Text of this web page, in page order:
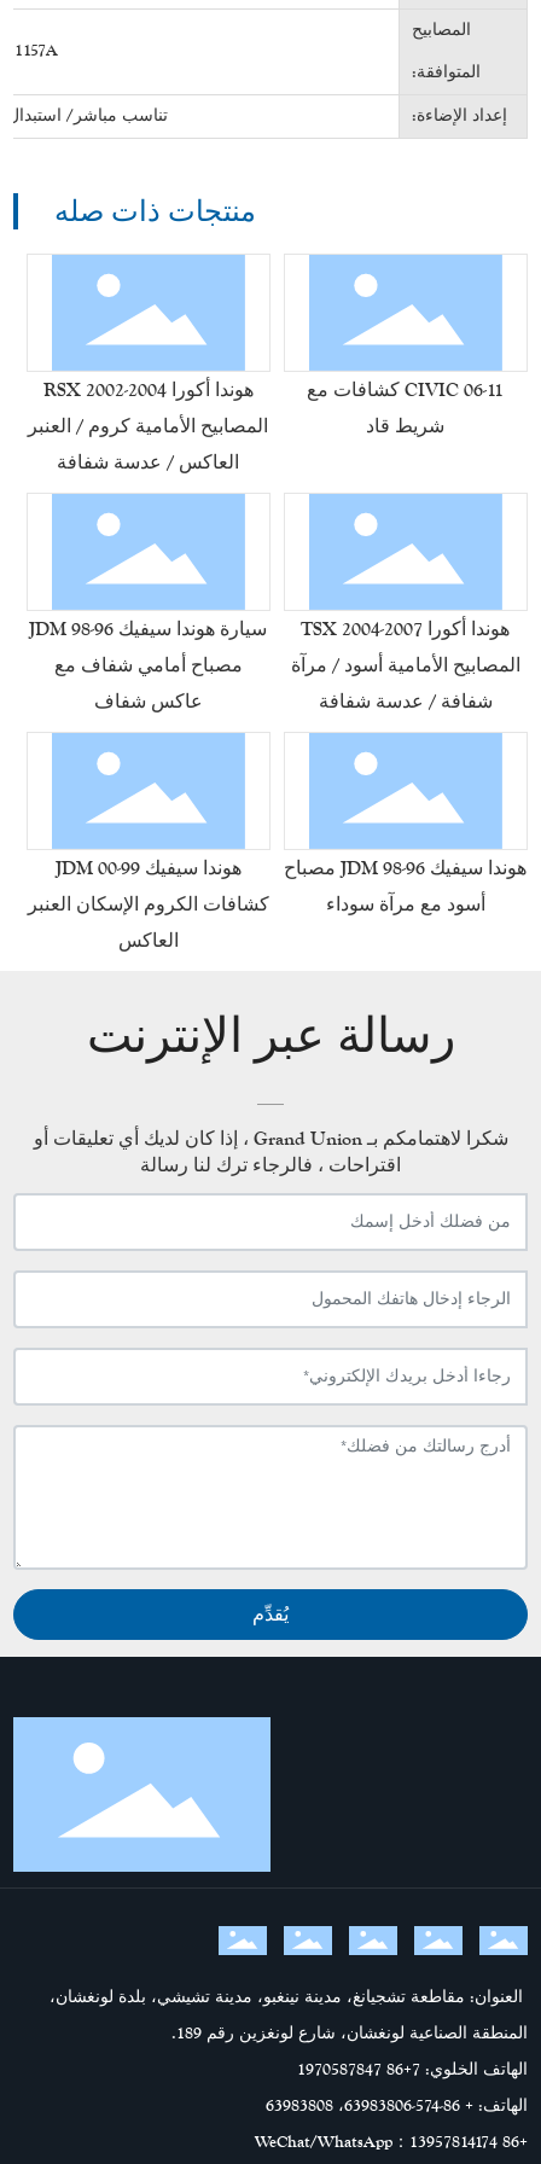
المصابيح
المتوافقة:
1157A
إعداد الإضاءة: تناسب مباشر/ استبدال OEM
منتجات ذات صله
06-11 CIVIC كشافات مع
شريط قاد
هوندا أكورا RSX 2002-2004
المصابيح الأمامية كروم / العنبر
العاكس / عدسة شفافة
هوندا أكورا TSX 2004-2007
المصابيح الأمامية أسود / مرآة
شفافة / عدسة شفافة
سيارة هوندا سيفيك 96-98 JDM
مصباح أمامي شفاف مع
عاكس شفاف
هوندا سيفيك 96-98 JDM مصباح
أسود مع مرآة سوداء
هوندا سيفيك 99-00 JDM
كشافات الكروم الإسكان العنبر
العاكس
رسالة عبر الإنترنت
شكرا لاهتمامكم بـ Grand Union ، إذا كان لديك أي تعليقات أو
اقتراحات ، فالرجاء ترك لنا رسالة
يُقدِّم
العنوان: مقاطعة تشجيانغ، مدينة نينغبو، مدينة تشيشي، بلدة لونغشان،
المنطقة الصناعية لونغشان، شارع لونغزين رقم 189.
الهاتف الخلوي: 7 +86 1970587847
الهاتف:+ 86-574-63983806 ،63983808
+86 13957814174
：WeChat/WhatsApp